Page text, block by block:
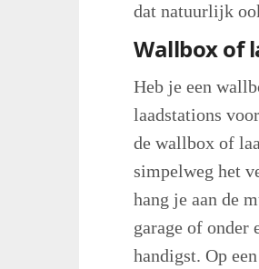
dat natuurlijk
Wallbox of
Heb je een
laadstations
de wallbox of
simpelweg het
hang je aan de
garage of onder
handigst. Op